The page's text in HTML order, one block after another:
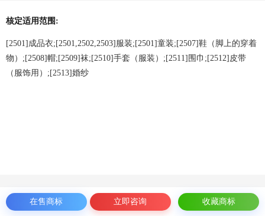
核定适用范围:
[2501]成品衣;[2501,2502,2503]服装;[2501]童装;[2507]鞋（脚上的穿着
物）;[2508]帽;[2509]袜;[2510]手套（服装）;[2511]围巾;[2512]皮带
（服饰用）;[2513]婚纱
立即咨询
在售商标 收藏商标